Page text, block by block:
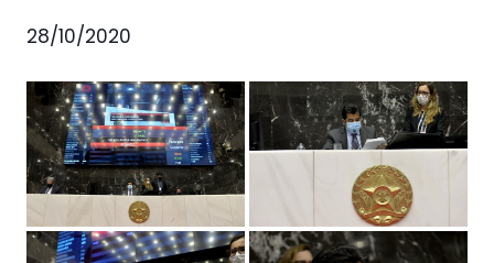
28/10/2020